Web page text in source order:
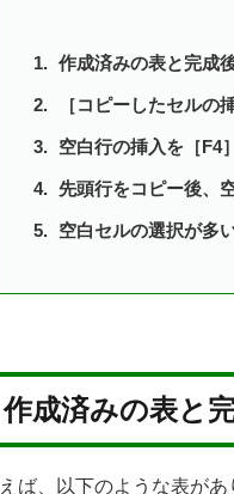
作成済みの表と完成
［コピーしたセルの
空白行の挿入を［F4
先頭行をコピー後、
空白セルの選択が多
作成済みの表と
ば、以下のような表があ